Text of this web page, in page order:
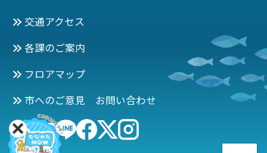
交通アクセス
各課のご案内
フロアマップ
市へのご意見 お問い合わせ